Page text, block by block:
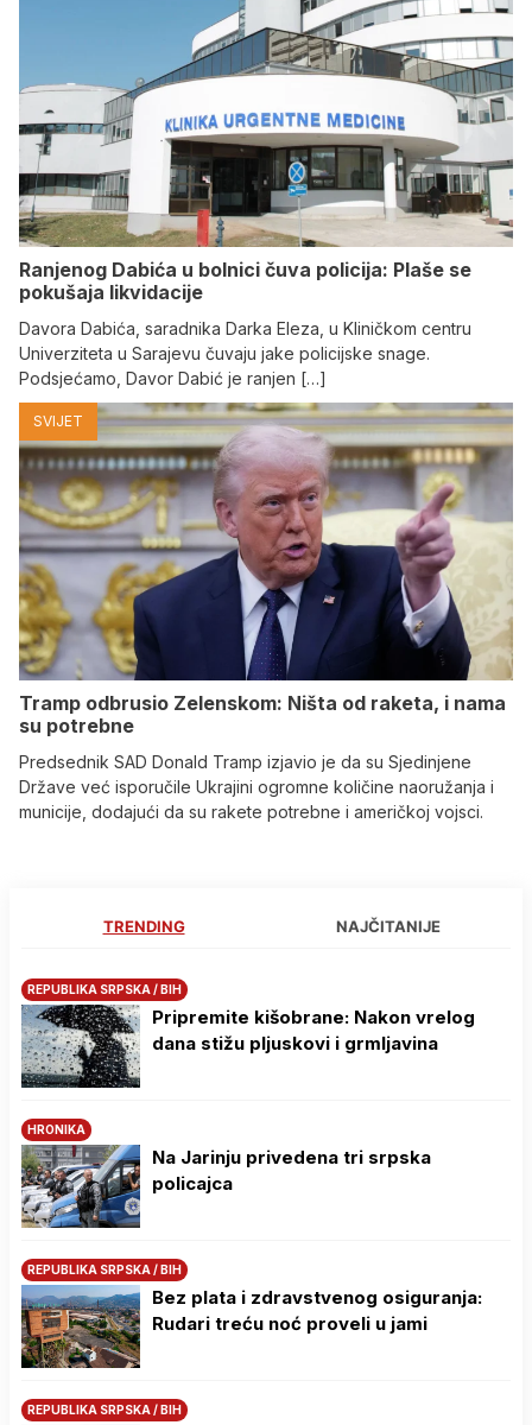
Ranjenog Dabića u bolnici čuva policija: Plaše se
pokušaja likvidacije
Davora Dabića, saradnika Darka Eleza, u Kliničkom centru
Univerziteta u Sarajevu čuvaju jake policijske snage.
Podsjećamo, Davor Dabić je ranjen […]
SVIJET
Tramp odbrusio Zelenskom: Ništa od raketa, i nama
su potrebne
Predsednik SAD Donald Tramp izjavio je da su Sjedinjene
Države već isporučile Ukrajini ogromne količine naoružanja i
municije, dodajući da su rakete potrebne i američkoj vojsci.
TRENDING NAJČITANIJE
REPUBLIKA SRPSKA / BIH
Pripremite kišobrane: Nakon vrelog
dana stižu pljuskovi i grmljavina
HRONIKA
Na Јarinju privedena tri srpska
policajca
REPUBLIKA SRPSKA / BIH
Bez plata i zdravstvenog osiguranja:
Rudari treću noć proveli u jami
REPUBLIKA SRPSKA / BIH